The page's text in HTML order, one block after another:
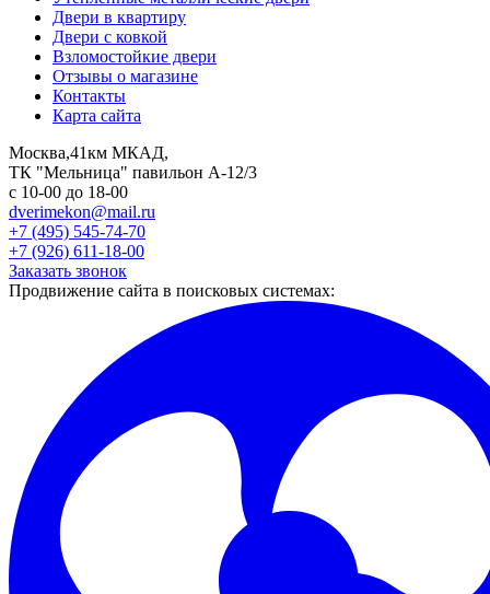
Двери в квартиру
Двери с ковкой
Взломостойкие двери
Отзывы о магазине
Контакты
Карта сайта
Москва,41км МКАД,
ТК "Мельница" павильон А-12/3
с 10-00 до 18-00
dverimekon@mail.ru
+7 (495) 545-74-70
+7 (926) 611-18-00
Заказать звонок
Продвижение сайта в поисковых системах: